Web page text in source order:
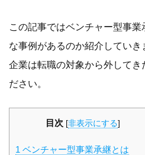
この記事ではベンチャー型事
な事例があるのか紹介してい
企業は転職の対象から外してき
ださい。
目次 [非表示にする]
1 ベンチャー型事業承継とは